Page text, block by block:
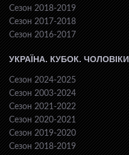
Сезон 2018-2019
Сезон 2017-2018
Сезон 2016-2017
УКРАЇНА. КУБОК. ЧОЛОВІКИ
Сезон 2024-2025
Сезон 2003-2024
Сезон 2021-2022
Сезон 2020-2021
Сезон 2019-2020
Сезон 2018-2019